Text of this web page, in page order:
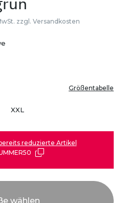
zzgl. Versandkosten
Größentabelle
XXL
reduzierte Artikel